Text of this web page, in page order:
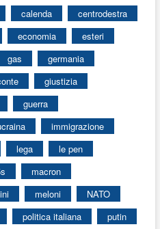
calenda
centrodestra
economia
esteri
gas
germania
giustizia
guerra
immigrazione
lega
le pen
macron
meloni
NATO
politica italiana
putin